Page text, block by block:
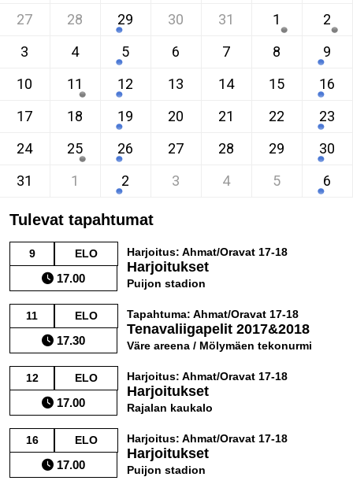
27
28 29 30 31 1
2
3
4 5 6 7 8
9
10
11 12 13 14 15
16
17
18 19 20 21 22
23
24
25 26 27 28 29
30
31
1 2 3 4 5 6
Tulevat tapahtumat
9 ELO
17.00
Harjoitus: Ahmat/Oravat 17-18
Harjoitukset
Puijon stadion
11 ELO
17.30
Tapahtuma: Ahmat/Oravat 17-18
Tenavaliigapelit 2017&2018
Väre areena / Mölymäen tekonurmi
12 ELO
17.00
Harjoitus: Ahmat/Oravat 17-18
Harjoitukset
Rajalan kaukalo
16 ELO
17.00
Harjoitus: Ahmat/Oravat 17-18
Harjoitukset
Puijon stadion